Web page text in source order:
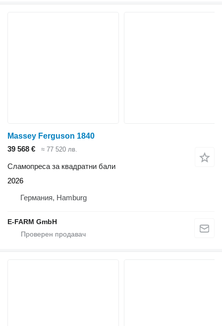
Massey Ferguson 1840
39 568 €
≈ 77 520 лв.
Сламопреса за квадратни бали
2026
Германия, Hamburg
E-FARM GmbH